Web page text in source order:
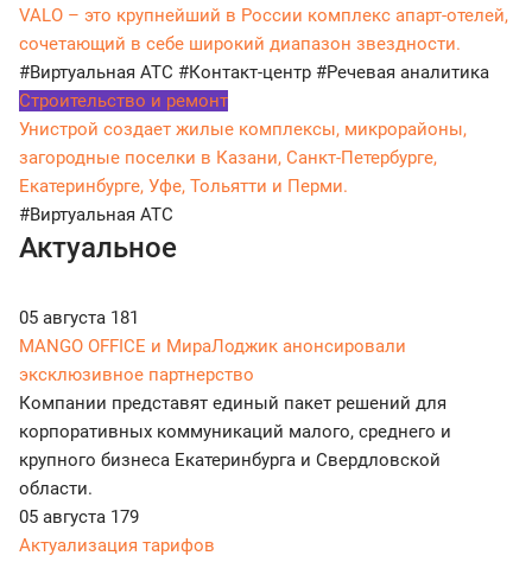
VALO – это крупнейший в России комплекс апарт-отелей,
сочетающий в себе широкий диапазон звездности.
#Виртуальная АТС #Контакт-центр #Речевая аналитика
Строительство и ремонт
Унистрой создает жилые комплексы, микрорайоны,
загородные поселки в Казани, Санкт-Петербурге,
Екатеринбурге, Уфе, Тольятти и Перми.
#Виртуальная АТС
Актуальное
05 августа 181
MANGO OFFICE и МираЛоджик анонсировали
эксклюзивное партнерство
Компании представят единый пакет решений для
корпоративных коммуникаций малого, среднего и
крупного бизнеса Екатеринбурга и Свердловской
области.
05 августа 179
Актуализация тарифов